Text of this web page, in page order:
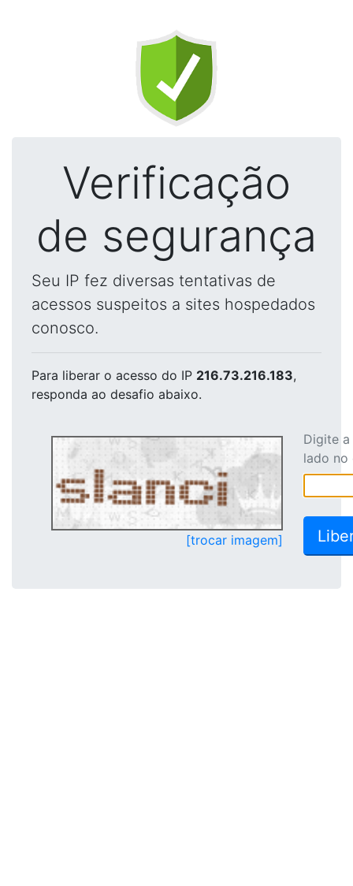
Verificação
de segurança
Seu IP fez diversas tentativas de
acessos suspeitos a sites hospedados
conosco.
Para liberar o acesso do IP 216.73.216.183,
responda ao desafio abaixo.
[trocar imagem]
Digite
lado no